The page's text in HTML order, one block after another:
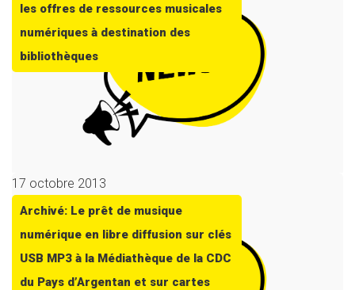
les offres de ressources musicales
numériques à destination des
bibliothèques
17 octobre 2013
Archivé: Le prêt de musique
numérique en libre diffusion sur clés
USB MP3 à la Médiathèque de la CDC
du Pays d’Argentan et sur cartes